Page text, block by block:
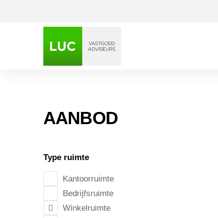
AANBOD
Type ruimte
Kantoorruimte
Bedrijfsruimte
Winkelruimte